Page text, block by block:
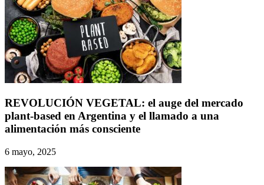
REVOLUCIÓN VEGETAL: el auge del mercado
plant-based en Argentina y el llamado a una
alimentación más consciente
6 mayo, 2025